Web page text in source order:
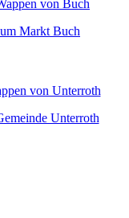
Markt Buch
Unterroth